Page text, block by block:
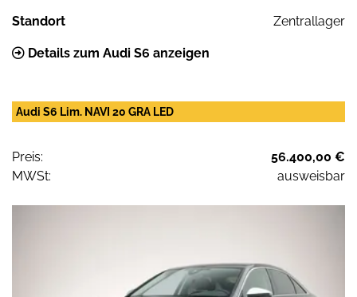
Standort Zentrallager
Details zum Audi S6 anzeigen
Audi S6 Lim. NAVI 20 GRA LED
Preis:
56.400,00 €
MWSt:
ausweisbar